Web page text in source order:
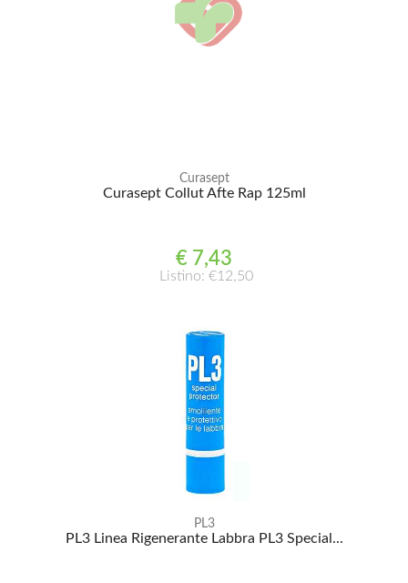
Curasept
Curasept Collut Afte Rap 125ml
€ 7,43
Listino: €12,50
PL3
PL3 Linea Rigenerante Labbra PL3 Special...